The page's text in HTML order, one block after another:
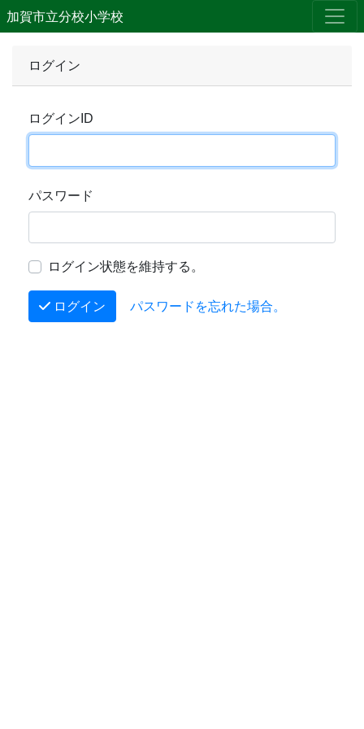
加賀市立分校小学校
ログイン
ログインID
パスワード
ログイン状態を維持する。
ログイン パスワードを忘れた場合。